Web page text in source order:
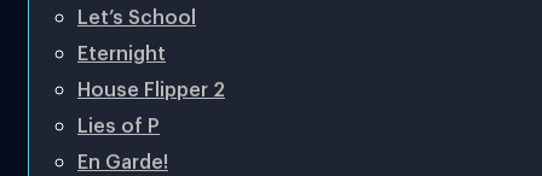
Let’s School
Eternight
House Flipper 2
Lies of P
En Garde!